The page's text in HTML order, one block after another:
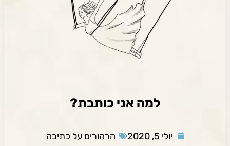
למה אני כותבת?
יולי 5, 2020 הרהורים על כתיבה